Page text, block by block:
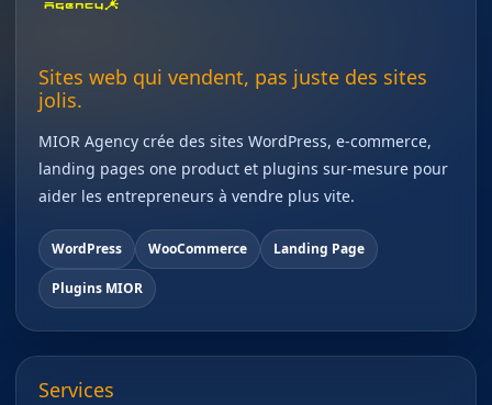
Sites web qui vendent, pas juste des sites
jolis.
MIOR Agency crée des sites WordPress, e-commerce,
landing pages one product et plugins sur-mesure pour
aider les entrepreneurs à vendre plus vite.
WordPress WooCommerce Landing Page
Plugins MIOR
Services